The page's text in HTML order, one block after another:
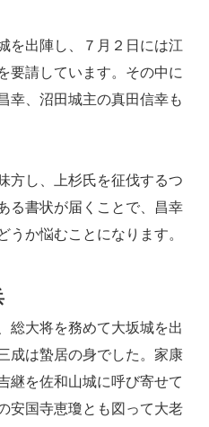
を出陣し、７月２日には江
要請しています。その中に
幸、沼田城主の真田信幸も
方し、上杉氏を征伐するつ
る書状が届くことで、昌幸
うか悩むことになります。
大将を務めて大坂城を出
成は蟄居の身でした。家康
継を佐和山城に呼び寄せて
安国寺恵瓊とも図って大老